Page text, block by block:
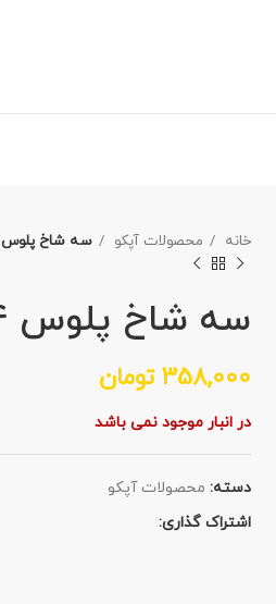
خانه محصولات آپکو سه شاخ پلوس 34خار پژو 405 آپکو
سه شاخ پلوس 34خار پژو 405 آپکو
358,000 تومان
در انبار موجود نمی باشد
دسته: محصولات آپکو
اشتراک گذاری: